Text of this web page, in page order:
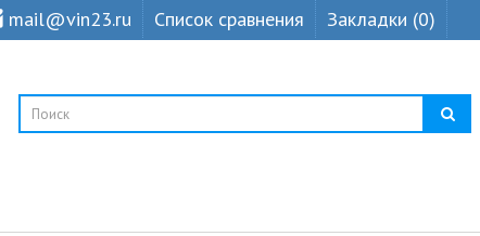
mail@vin23.ru Список сравнения Закладки (0)